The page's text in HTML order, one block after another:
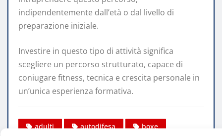
indipendentemente dall’età o dal livello di
preparazione iniziale.
Investire in questo tipo di attività significa
scegliere un percorso strutturato, capace di
coniugare fitness, tecnica e crescita personale in
un’unica esperienza formativa.
adulti autodifesa
boxe